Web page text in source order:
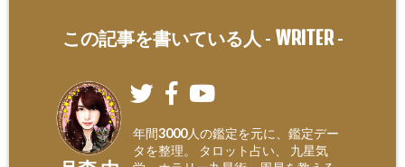
この記事を書いている人 - WRITER-
年間3000人の鑑定を元に、鑑定デー
タを整理。 タロット占い、 九星気